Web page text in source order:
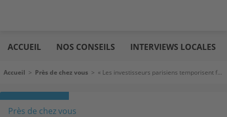
au
contenu
immo
ACCUEIL NOS CONSEILS INTERVIEWS LOCALES
Fil d'Ariane
Accueil > Près de chez vous > « Les investisseurs parisiens temporisent face aux évolutions réglementaires »
Près de chez vous